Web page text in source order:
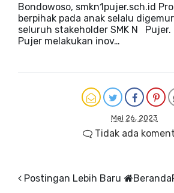
Bondowoso, smkn1pujer.sch.id
berpihak pada anak selalu
seluruh stakeholder SMK N Pujer.
Pujer melakukan inov…
Mei 26, 2023
Tidak ada
Postingan Lebih Baru Beranda